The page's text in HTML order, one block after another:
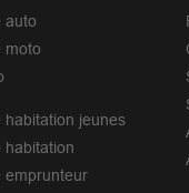
auto
moto
habitation jeunes
habitation
emprunteur